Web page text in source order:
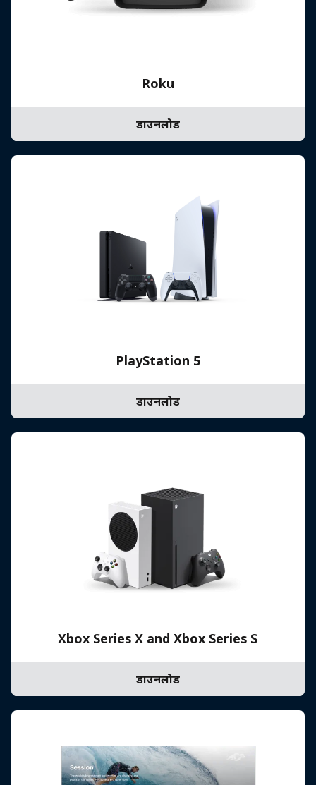
Roku
डाउनलोड
PlayStation 5
डाउनलोड
Xbox Series X and Xbox Series S
डाउनलोड